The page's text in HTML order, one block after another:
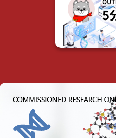
製品・サ